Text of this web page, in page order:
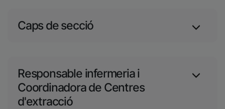
Caps de secció
Responsable infermeria i
Coordinadora de Centres
d'extracció